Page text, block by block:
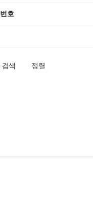
번호
검색 정렬